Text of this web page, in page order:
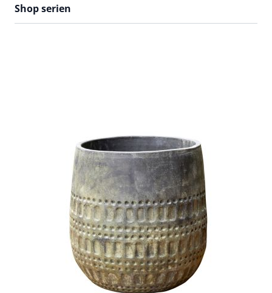
Shop serien